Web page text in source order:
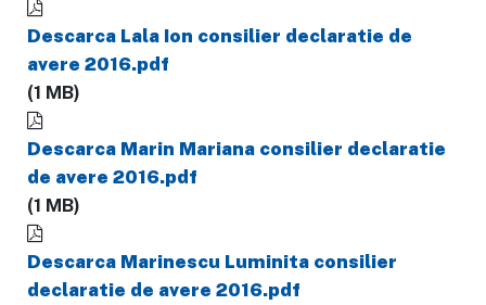
Descarca Lala Ion consilier declaratie de
avere 2016.pdf
(1 MB)
Descarca Marin Mariana consilier declaratie
de avere 2016.pdf
(1 MB)
Descarca Marinescu Luminita consilier
declaratie de avere 2016.pdf